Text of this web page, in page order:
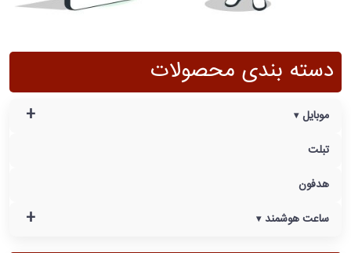
دسته بندی محصولات
+
موبایل
تبلت
هدفون
+ ساعت هوشمند